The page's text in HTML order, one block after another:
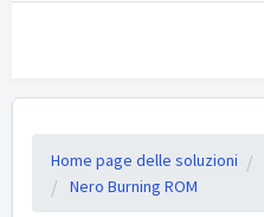
Home page delle soluzioni
Nero Burning ROM